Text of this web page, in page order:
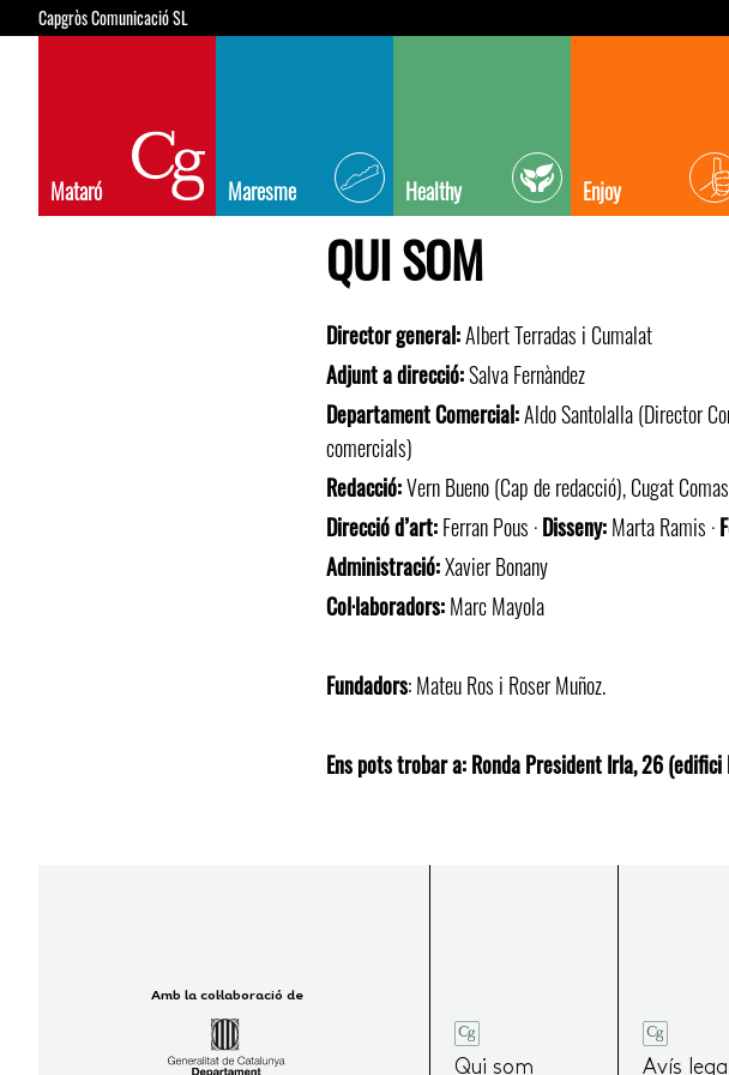
Capgròs Comunicació SL
Mataró Maresme Healthy Enjoy
QUI SOM
Director general:Albert Terradas i Cumalat
Adjunt a direcció:Salva Fernàndez
Departament Comercial:Aldo Santolalla (Director
comercials)
Redacció:Vern Bueno (Cap de redacció), Cugat
Direcció d’art:Ferran Pous ·Disseny:Marta Ramis ·
Administració:Xavier Bonany
Col·laboradors:Marc Mayola
Fundadors: Mateu Ros i Roser Muñoz.
Ens pots trobar a:Ronda President Irla, 26
Amb la col·laboració de
Qui som Avís